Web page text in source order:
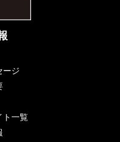
ージ
ト一覧